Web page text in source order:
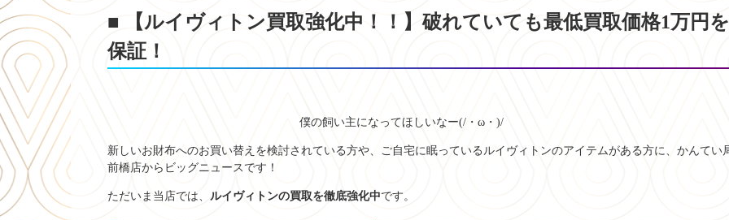
■ 【ルイヴィトン買取強化中！！】破れていても最低買取価格1万円を
保証！
僕の飼い主になってほしいなー(/・ω・)/
新しいお財布へのお買い替えを検討されている方や、ご自宅に眠っているルイヴィトンのアイテムがある方に、かんてい
前橋店からビッグニュースです！
ただいま当店では、 ルイヴィトンの買取を徹底強化中です。